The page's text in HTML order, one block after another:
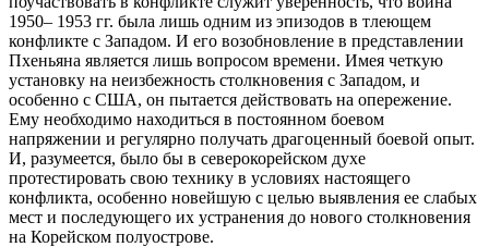
1950– 1953 гг. была лишь одним из эпизодов в тлеющем
конфликте с Западом. И его возобновление в представлении
Пхеньяна является лишь вопросом времени. Имея четкую
установку на неизбежность столкновения с Западом, и
особенно с США, он пытается действовать на опережение.
Ему необходимо находиться в постоянном боевом
напряжении и регулярно получать драгоценный боевой опыт.
И, разумеется, было бы в северокорейском духе
протестировать свою технику в условиях настоящего
конфликта, особенно новейшую с целью выявления ее слабых
мест и последующего их устранения до нового столкновения
на Корейском полуострове.